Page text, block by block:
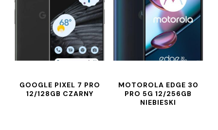
GOOGLE PIXEL 7 PRO
12/128GB CZARNY
MOTOROLA EDGE 30
PRO 5G 12/256GB
NIEBIESKI